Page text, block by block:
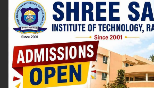
Home धर्म-संस्कृति धर्म-संस्कृति ! मनीषा
धर्म-संस्कृति
धर्म-संस्कृति !
का मायरा